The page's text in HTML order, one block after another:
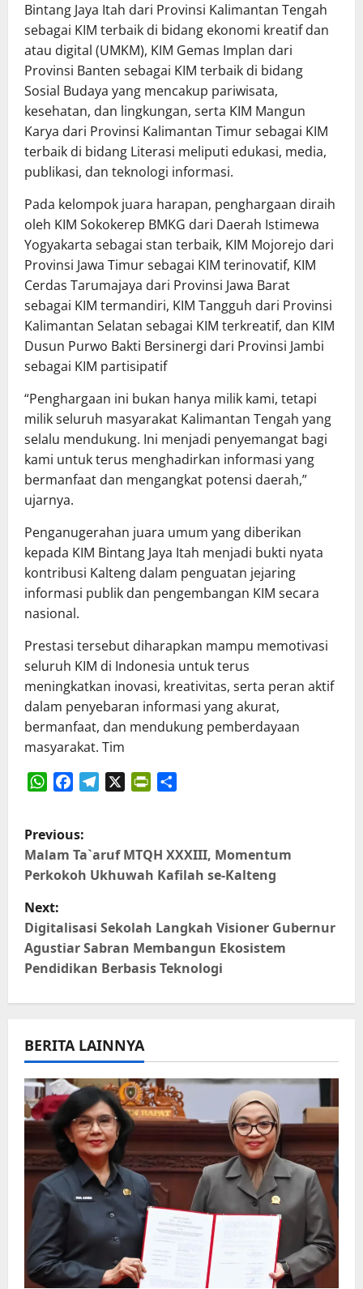
Bintang Jaya Itah dari Provinsi Kalimantan Tengah
sebagai KIM terbaik di bidang ekonomi kreatif dan
atau digital (UMKM), KIM Gemas Implan dari
Provinsi Banten sebagai KIM terbaik di bidang
Sosial Budaya yang mencakup pariwisata,
kesehatan, dan lingkungan, serta KIM Mangun
Karya dari Provinsi Kalimantan Timur sebagai KIM
terbaik di bidang Literasi meliputi edukasi, media,
publikasi, dan teknologi informasi.
Pada kelompok juara harapan, penghargaan diraih
oleh KIM Sokokerep BMKG dari Daerah Istimewa
Yogyakarta sebagai stan terbaik, KIM Mojorejo dari
Provinsi Jawa Timur sebagai KIM terinovatif, KIM
Cerdas Tarumajaya dari Provinsi Jawa Barat
sebagai KIM termandiri, KIM Tangguh dari Provinsi
Kalimantan Selatan sebagai KIM terkreatif, dan KIM
Dusun Purwo Bakti Bersinergi dari Provinsi Jambi
sebagai KIM partisipatif
“Penghargaan ini bukan hanya milik kami, tetapi
milik seluruh masyarakat Kalimantan Tengah yang
selalu mendukung. Ini menjadi penyemangat bagi
kami untuk terus menghadirkan informasi yang
bermanfaat dan mengangkat potensi daerah,”
ujarnya.
Penganugerahan juara umum yang diberikan
kepada KIM Bintang Jaya Itah menjadi bukti nyata
kontribusi Kalteng dalam penguatan jejaring
informasi publik dan pengembangan KIM secara
nasional.
Prestasi tersebut diharapkan mampu memotivasi
seluruh KIM di Indonesia untuk terus
meningkatkan inovasi, kreativitas, serta peran aktif
dalam penyebaran informasi yang akurat,
bermanfaat, dan mendukung pemberdayaan
masyarakat. Tim
P
o
s
t
n
a
v
i
g
a
t
o
n
Previous:
Malam Ta`aruf MTQH XXXIII, Momentum
Perkokoh Ukhuwah Kafilah se-Kalteng
Next:
Digitalisasi Sekolah Langkah Visioner Gubernur
Agustiar Sabran Membangun Ekosistem
Pendidikan Berbasis Teknologi
BERITA LAINNYA